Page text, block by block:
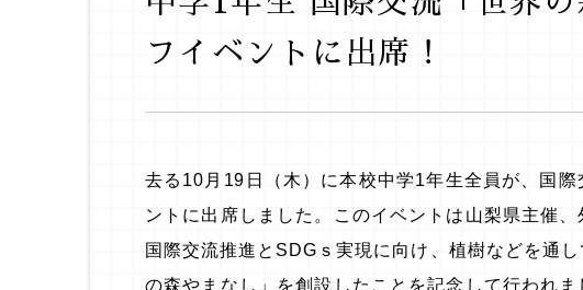
フイベントに出席！
去る10月19日（木）に本校中学1年生全員が、国
ントに出席しました。このイベントは山梨県主催
国際交流推進とSDGｓ実現に向け、植樹などを通
の森やまなし」を創設したことを記念して行われ